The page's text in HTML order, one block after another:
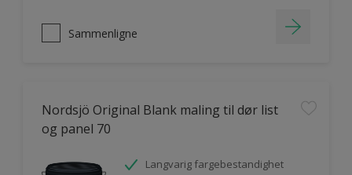
Sammenligne
Nordsjö Original Blank maling til dør list
og panel 70
Langvarig fargebestandighet